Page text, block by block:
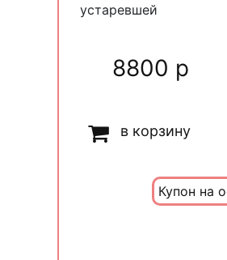
устаревшей
8800 р
в корзину
Купон на